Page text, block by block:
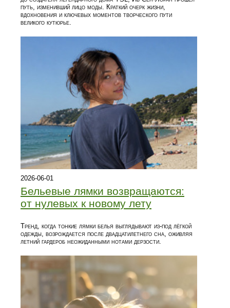
путь, изменивший лицо моды. Краткий очерк жизни,
вдохновения и ключевых моментов творческого пути
великого кутюрье.
2026-06-01
Бельевые лямки возвращаются:
от нулевых к новому лету
Тренд, когда тонкие лямки белья выглядывают из‑под лёгкой
одежды, возрождается после двадцатилетнего сна, оживляя
летний гардероб неожиданными нотами дерзости.